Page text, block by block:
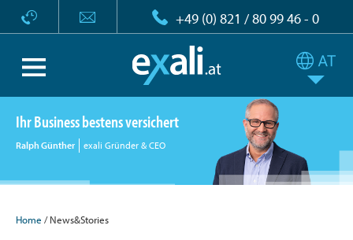
+49 (0) 821 / 80 99 46 - 0
Ihr Business bestens versichert
Ralph Günther exali Gründer & CEO
Home / News&Stories